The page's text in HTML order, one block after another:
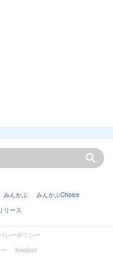
みんかぶ
みんかぶChoice
リース
シーポリシー
livedoor